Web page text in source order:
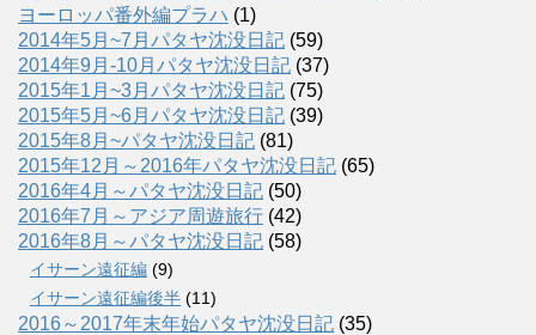
ヨーロッパ番外編プラハ (1)
2014年5月~7月パタヤ沈没日記 (59)
2014年9月-10月パタヤ沈没日記 (37)
2015年1月~3月パタヤ沈没日記 (75)
2015年5月~6月パタヤ沈没日記 (39)
2015年8月~パタヤ沈没日記 (81)
2015年12月～2016年パタヤ沈没日記 (65)
2016年4月～パタヤ沈没日記 (50)
2016年7月～アジア周遊旅行 (42)
2016年8月～パタヤ沈没日記 (58)
イサーン遠征編 (9)
イサーン遠征編後半 (11)
2016～2017年末年始パタヤ沈没日記 (35)